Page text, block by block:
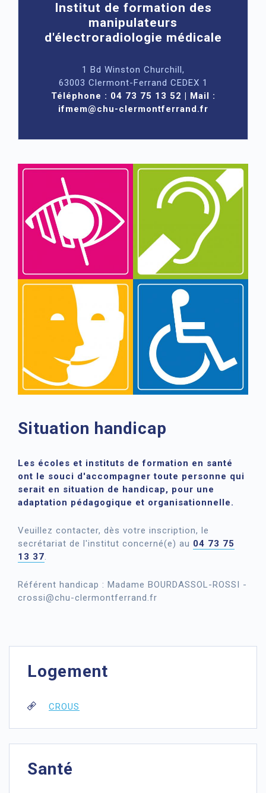
Institut de formation des
manipulateurs
d'électroradiologie médicale
1 Bd Winston Churchill,
63003 Clermont-Ferrand CEDEX 1
Téléphone : 04 73 75 13 52 | Mail :
ifmem@chu-clermontferrand.fr
Situation handicap
Les écoles et instituts de formation en santé
ont le souci d'accompagner toute personne qui
serait en situation de handicap, pour une
adaptation pédagogique et organisationnelle.
Veuillez contacter, dès votre inscription, le
secrétariat de l'institut concerné(e) au 04 73 75
13 37.
Référent handicap : Madame BOURDASSOL-ROSSI -
crossi@chu-clermontferrand.fr
Logement
CROUS
Santé